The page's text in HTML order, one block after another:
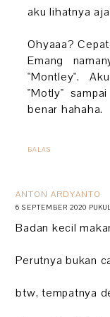
aku lihatnya
Ohyaaa?
Emang
"Montley".
"Motly"
benar hahaha.
BALAS
ANTON ARDYANTO
6 SEPTEMBER 2020
Badan kecil
Perutnya bukan
btw, tempatnya